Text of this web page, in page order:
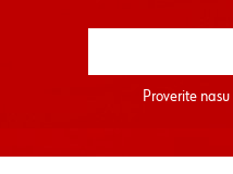
Proverite nasu